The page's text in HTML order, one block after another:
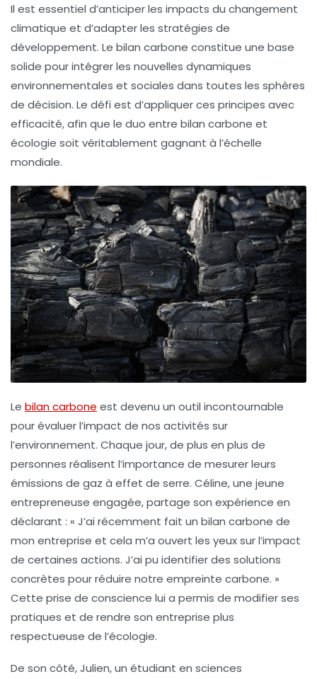
Il est essentiel d’anticiper les impacts du changement
climatique et d’adapter les stratégies de
développement. Le bilan carbone constitue une base
solide pour intégrer les nouvelles dynamiques
environnementales et sociales dans toutes les sphères
de décision. Le défi est d’appliquer ces principes avec
efficacité, afin que le duo entre bilan carbone et
écologie soit véritablement gagnant à l’échelle
mondiale.
Le bilan carbone est devenu un outil incontournable
pour évaluer l’impact de nos activités sur
l’environnement. Chaque jour, de plus en plus de
personnes réalisent l’importance de mesurer leurs
émissions de gaz à effet de serre. Céline, une jeune
entrepreneuse engagée, partage son expérience en
déclarant : « J’ai récemment fait un bilan carbone de
mon entreprise et cela m’a ouvert les yeux sur l’impact
de certaines actions. J’ai pu identifier des solutions
concrètes pour réduire notre empreinte carbone. »
Cette prise de conscience lui a permis de modifier ses
pratiques et de rendre son entreprise plus
respectueuse de l’écologie.
De son côté,Julien, un étudiant en sciences